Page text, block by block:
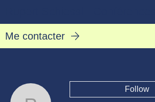
Me contacter
Follow